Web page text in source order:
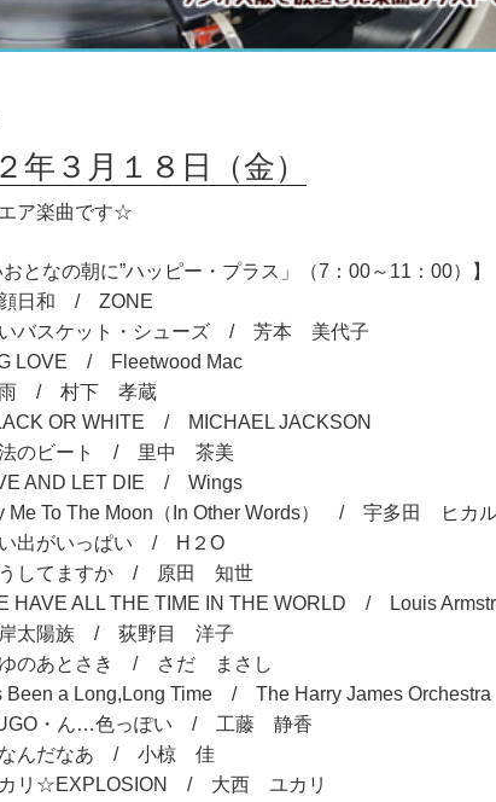
年３月１８日（金）
ア楽曲です☆
おとなの朝に”ハッピー・プラス」（7：00～11：00）】
日和 / ZONE
バスケット・シューズ / 芳本 美代子
LOVE / Fleetwood Mac
/ 村下 孝蔵
OR WHITE / MICHAEL JACKSON
のビート / 里中 茶美
AND LET DIE / Wings
To The Moon（In Other Words） / 宇多田 ヒカ
出がいっぱい / H２O
してますか / 原田 知世
HAVE ALL THE TIME IN THE WORLD / Louis
太陽族 / 荻野目 洋子
のあとさき / さだ まさし
Been a Long,Long Time / The Harry James Orchestra
・ん…色っぽい / 工藤 静香
んだなあ / 小椋 佳
リ☆EXPLOSION / 大西 ユカリ